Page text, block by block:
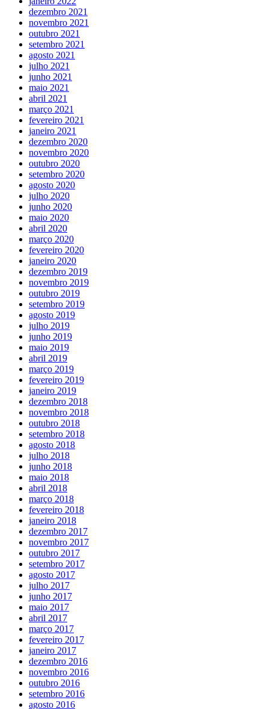
dezembro 2021
novembro 2021
outubro 2021
setembro 2021
agosto 2021
julho 2021
junho 2021
maio 2021
abril 2021
março 2021
fevereiro 2021
janeiro 2021
dezembro 2020
novembro 2020
outubro 2020
setembro 2020
agosto 2020
julho 2020
junho 2020
maio 2020
abril 2020
março 2020
fevereiro 2020
janeiro 2020
dezembro 2019
novembro 2019
outubro 2019
setembro 2019
agosto 2019
julho 2019
junho 2019
maio 2019
abril 2019
março 2019
fevereiro 2019
janeiro 2019
dezembro 2018
novembro 2018
outubro 2018
setembro 2018
agosto 2018
julho 2018
junho 2018
maio 2018
abril 2018
março 2018
fevereiro 2018
janeiro 2018
dezembro 2017
novembro 2017
outubro 2017
setembro 2017
agosto 2017
julho 2017
junho 2017
maio 2017
abril 2017
março 2017
fevereiro 2017
janeiro 2017
dezembro 2016
novembro 2016
outubro 2016
setembro 2016
agosto 2016